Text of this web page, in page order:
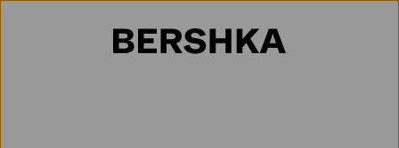
Selección de país